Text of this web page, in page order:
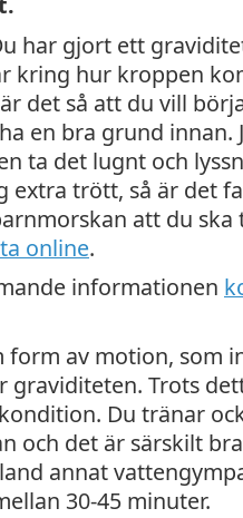
har gjort ett
kring hur kroppen
det så att du vill
en bra grund innan.
ta det lugnt och
extra trött, så är det
att du
online.
informationen
form av motion, som
graviditeten. Trots
Du tränar
och det är särskilt
annat
30-45 minuter.